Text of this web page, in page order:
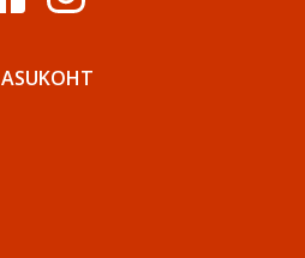
ASUKOHT